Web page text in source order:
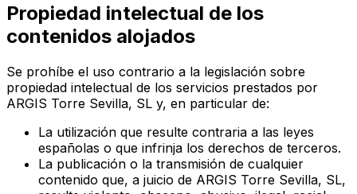
Propiedad intelectual de los
contenidos alojados
Se prohíbe el uso contrario a la legislación sobre
propiedad intelectual de los servicios prestados por
ARGIS Torre Sevilla, SL y, en particular de:
La utilización que resulte contraria a las leyes
españolas o que infrinja los derechos de terceros.
La publicación o la transmisión de cualquier
contenido que, a juicio de ARGIS Torre Sevilla, SL,